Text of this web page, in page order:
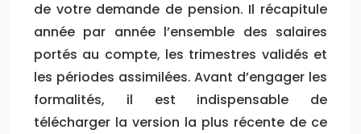
de votre demande de pension. Il récapitule
année par année l’ensemble des salaires
portés au compte, les trimestres validés et
les périodes assimilées. Avant d’engager les
formalités, il est indispensable de
télécharger la version la plus récente de ce